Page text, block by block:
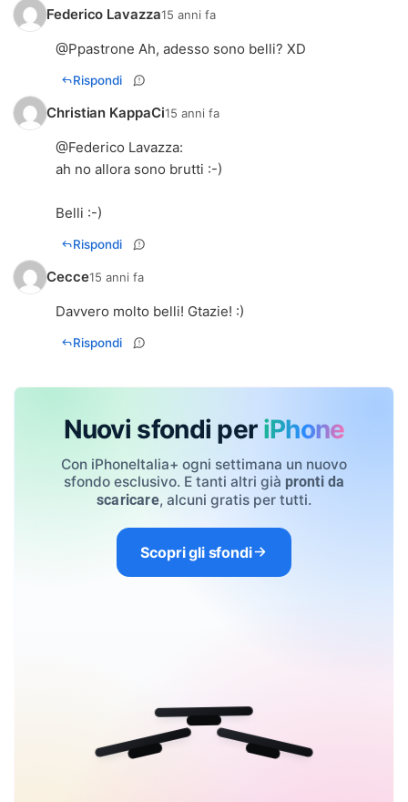
Federico Lavazza15 anni fa
@Ppastrone Ah, adesso sono belli? XD
Rispondi
Christian KappaCi15 anni fa
@Federico Lavazza:
ah no allora sono brutti :-)
Belli :-)
Rispondi
Cecce15 anni fa
Davvero molto belli! Gtazie! :)
Rispondi
Nuovi sfondi per iPhone
Con iPhoneItalia+ ogni settimana un nuovo
sfondo esclusivo. E tanti altri già pronti da
scaricare, alcuni gratis per tutti.
Scopri gli sfondi